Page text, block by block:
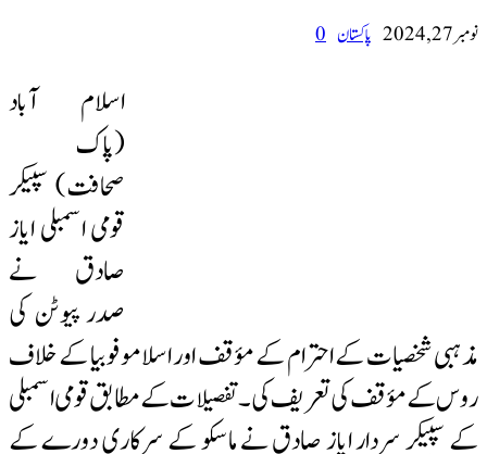
نومبر 27, 2024 پاکستان 0
اسلام آباد
(پاک
صحافت) سپیکر
قومی اسمبلی ایاز
صادق نے
صدر پیوٹن کی
مذہبی شخصیات کے احترام کے مؤقف اور اسلاموفوبیا کے خلاف
روس کے مؤقف کی تعریف کی۔ تفصیلات کے مطابق قومی اسمبلی
کے سپیکر سردار ایاز صادق نے ماسکو کے سرکاری دورے کے